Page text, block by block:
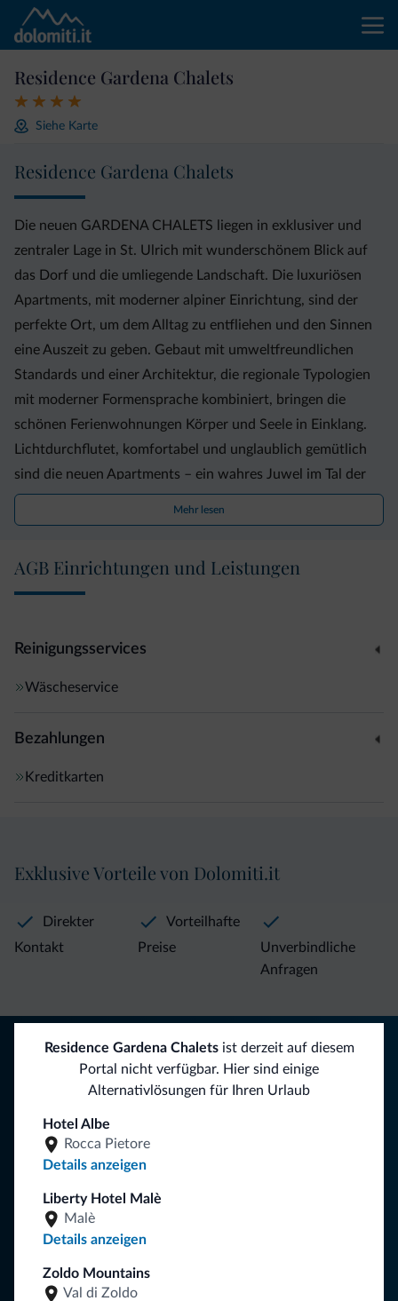
Residence Gardena Chalets
Siehe Karte
Residence Gardena Chalets
Die neuen GARDENA CHALETS liegen in exklusiver und
zentraler Lage in St. Ulrich mit wunderschönem Blick auf
das Dorf und die umliegende Landschaft. Die luxuriösen
Apartments, mit moderner alpiner Einrichtung, sind der
perfekte Ort, um dem Alltag zu entfliehen und den Sinnen
eine Auszeit zu geben. Gebaut mit umweltfreundlichen
Standards und einer Architektur, die regionale Typologien
mit moderner Formensprache kombiniert, bringen die
schönen Ferienwohnungen Körper und Seele in Einklang.
Lichtdurchflutet, komfortabel und unglaublich gemütlich
sind die neuen Apartments – ein wahres Juwel im Tal der
bleichen Berge. Fühlen Sie sich zuhause in den Dolomiten!
Mehr lesen
AGB Einrichtungen und Leistungen
Reinigungsservices
Wäscheservice
Bezahlungen
Kreditkarten
Residence Gardena Chaletsist derzeit auf diesem
Portal nicht verfügbar. Hier sind einige
Alternativlösungen für Ihren Urlaub
Hotel Albe
Rocca Pietore
Details anzeigen
Liberty Hotel Malè
Malè
Details anzeigen
Zoldo Mountains
Val di Zoldo
Exklusive Vorteile von Dolomiti.it
Direkter
Kontakt
Vorteilhafte
Preise
Unverbindliche
Anfragen
Folgen Sie Dolomiti.it auf
Tipps aus den Dolomiten
Sie erhalten Informationen, exklusive Angebote und
NEWSLETTER ABONNIEREN